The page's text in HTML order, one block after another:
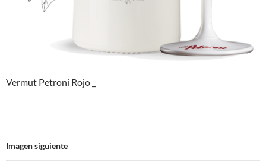
Vermut Petroni Rojo _
Imagen siguiente